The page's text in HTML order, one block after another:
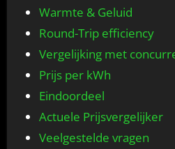
Warmte & Geluid
Round-Trip efficiency
Vergelijking met
Prijs per kWh
Eindoordeel
Actuele Prijsvergelijker
Veelgestelde vragen